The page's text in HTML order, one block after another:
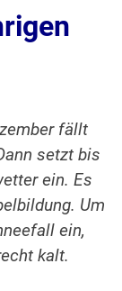
fällt
setzt bis
ein. Es
Um
ein,
kalt.